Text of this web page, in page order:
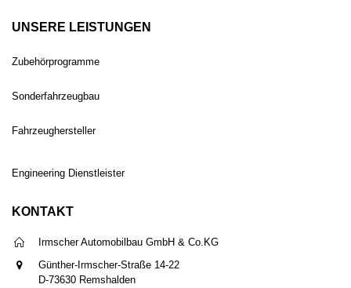
UNSERE LEISTUNGEN
Zubehörprogramme
Sonderfahrzeugbau
Fahrzeughersteller
Engineering Dienstleister
KONTAKT
Irmscher Automobilbau GmbH & Co.KG
Günther-Irmscher-Straße 14-22
D-73630 Remshalden